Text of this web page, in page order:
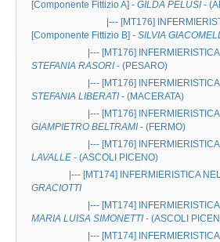
[Componente Fittizio A] - GILDA PELUSI -
|--- [MT176]
[Componente Fittizio B] - SILVIA
|--- [MT176]
STEFANIA RASORI - (PESARO)
|--- [MT176]
STEFANIA LIBERATI - (MACERATA)
|--- [MT176]
GIAMPIETRO BELTRAMI - (FERMO)
|--- [MT176]
LAVALLE - (ASCOLI PICENO)
|--- [MT174]
INFERMIERISTICA
GRACIOTTI
|--- [MT174]
MARIA LUISA SIMONETTI - (ASCOLI
|--- [MT174]